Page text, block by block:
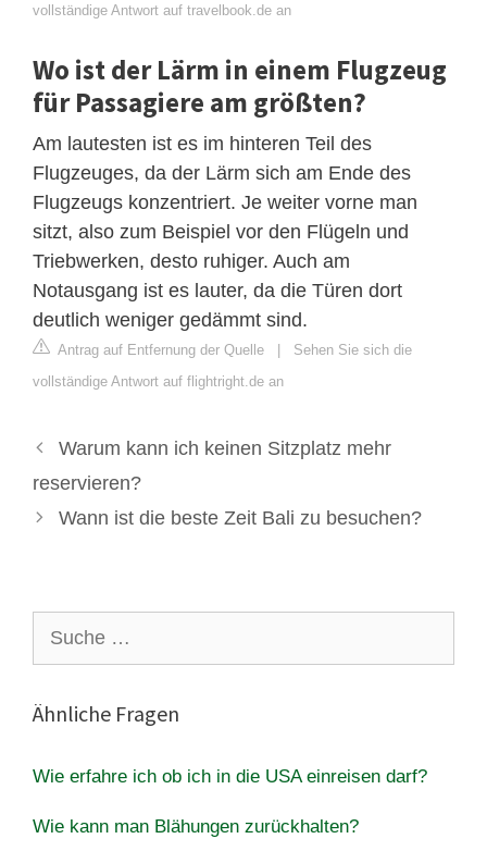
vollständige Antwort auf travelbook.de an
Wo ist der Lärm in einem Flugzeug
für Passagiere am größten?
Am lautesten ist es im hinteren Teil des
Flugzeuges, da der Lärm sich am Ende des
Flugzeugs konzentriert. Je weiter vorne man
sitzt, also zum Beispiel vor den Flügeln und
Triebwerken, desto ruhiger. Auch am
Notausgang ist es lauter, da die Türen dort
deutlich weniger gedämmt sind.
Antrag auf Entfernung der Quelle | Sehen Sie sich die
vollständige Antwort auf flightright.de an
Warum kann ich keinen Sitzplatz mehr
reservieren?
Wann ist die beste Zeit Bali zu besuchen?
nach:
Ähnliche Fragen
Wie erfahre ich ob ich in die USA einreisen darf?
Wie kann man Blähungen zurückhalten?